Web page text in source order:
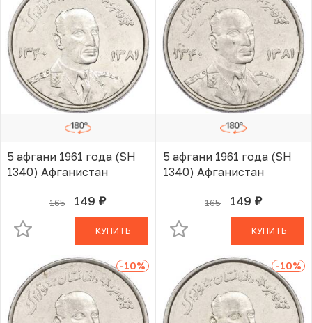
5 афгани 1961 года (SH
1340) Афганистан
165 149 руб.
В КОРЗИНЕ
КУПИТЬ
5 афгани 1961 года (SH
1340) Афганистан
165 149 руб.
В КОРЗИНЕ
КУПИТЬ
-10% -10%